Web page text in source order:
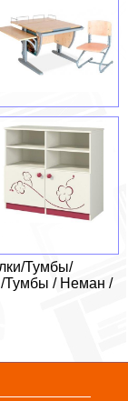
Тумбы/
Тумбы / Неман /